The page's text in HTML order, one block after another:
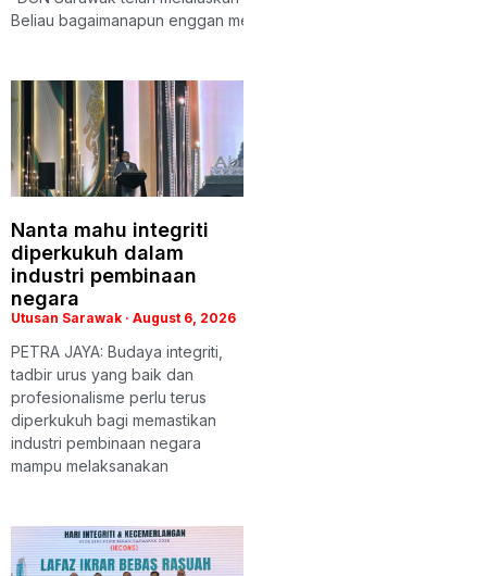
Beliau bagaimanapun enggan mengulas mengenai senarai
Nanta mahu integriti
diperkukuh dalam
industri pembinaan
negara
Utusan Sarawak August 6, 2026
PETRA JAYA: Budaya integriti,
tadbir urus yang baik dan
profesionalisme perlu terus
diperkukuh bagi memastikan
industri pembinaan negara
mampu melaksanakan